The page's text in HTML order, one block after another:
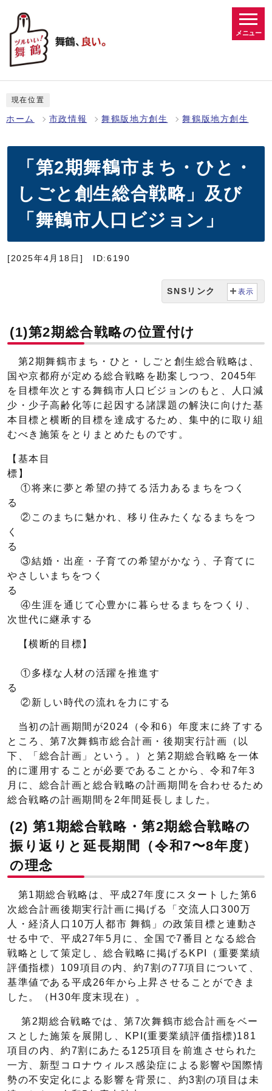
メニュー
現在位置
ホーム 市政情報 舞鶴版地方創生 舞鶴版地方創生
「第2期舞鶴市まち・ひと・
しごと創生総合戦略」及び
「舞鶴市人口ビジョン」
[2025年4月18日] ID:6190
SNSリンク 表示
(1)第2期総合戦略の位置付け
第2期舞鶴市まち・ひと・しごと創生総合戦略は、
国や京都府が定める総合戦略を勘案しつつ、2045年
を目標年次とする舞鶴市人口ビジョンのもと、人口減
少・少子高齢化等に起因する諸課題の解決に向けた基
本目標と横断的目標を達成するため、集中的に取り組
むべき施策をとりまとめたものです。
【基本目
①将来に夢と希望の持てる活力あるまちをつく
②このまちに魅かれ、移り住みたくなるまちをつ
く
③結婚・出産・子育ての希望がかなう、子育てに
やさしいまちをつく
④生涯を通じて心豊かに暮らせるまちをつくり、
次世代に継承する
【横断的目標】
①多様な人材の活躍を推進す
②新しい時代の流れを力にする
当初の計画期間が2024（令和6）年度末に終了する
ところ、第7次舞鶴市総合計画・後期実行計画（以
下、「総合計画」という。）と第2期総合戦略を一体
的に運用することが必要であることから、令和7年3
月に、総合計画と総合戦略の計画期間を合わせるため
総合戦略の計画期間を2年間延長しました。
(2) 第1期総合戦略・第2期総合戦略の
振り返りと延長期間（令和7〜8年度）
の理念
第1期総合戦略は、平成27年度にスタートした第6
次総合計画後期実行計画に掲げる「交流人口300万
人・経済人口10万人都市 舞鶴」の政策目標と連動さ
せる中で、平成27年5月に、全国で7番目となる総合
戦略として策定し、総合戦略に掲げるKPI（重要業績
評価指標）109項目の内、約7割の77項目について、
基準値である平成26年から上昇させることができま
した。（H30年度末現在）。
第2期総合戦略では、第7次舞鶴市総合計画をベー
スとした施策を展開し、KPI(重要業績評価指標)181
項目の内、約7割にあたる125項目を前進させられた
一方、新型コロナウィルス感染症による影響や国際情
勢の不安定化による影響を背景に、約3割の項目は未